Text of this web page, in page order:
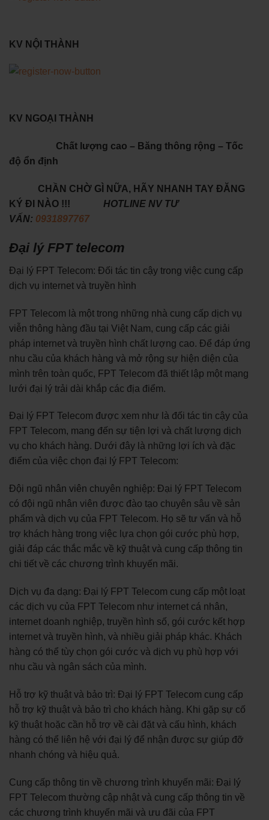
KV NỘI THÀNH
KV NGOẠI THÀNH
Chất lượng cao – Băng thông rộng – Tốc
độ ổn định
CHẦN CHỜ GÌ NỮA, HÃY NHANH TAY ĐĂNG
KÝ ĐI NÀO !!!
HOTLINE NV TƯ
VẤN: 0931897767
Đại lý FPT telecom
Đại lý FPT Telecom: Đối tác tin cậy trong việc cung cấp
dịch vụ internet và truyền hình
FPT Telecom là một trong những nhà cung cấp dịch vụ
viễn thông hàng đầu tại Việt Nam, cung cấp các giải
pháp internet và truyền hình chất lượng cao. Để đáp ứng
nhu cầu của khách hàng và mở rộng sự hiện diện của
mình trên toàn quốc, FPT Telecom đã thiết lập một mạng
lưới đại lý trải dài khắp các địa điểm.
Đại lý FPT Telecom được xem như là đối tác tin cậy của
FPT Telecom, mang đến sự tiện lợi và chất lượng dịch
vụ cho khách hàng. Dưới đây là những lợi ích và đặc
điểm của việc chọn đại lý FPT Telecom:
Đội ngũ nhân viên chuyên nghiệp: Đại lý FPT Telecom
có đội ngũ nhân viên được đào tạo chuyên sâu về sản
phẩm và dịch vụ của FPT Telecom. Họ sẽ tư vấn và hỗ
trợ khách hàng trong việc lựa chọn gói cước phù hợp,
giải đáp các thắc mắc về kỹ thuật và cung cấp thông tin
chi tiết về các chương trình khuyến mãi.
Dịch vụ đa dạng: Đại lý FPT Telecom cung cấp một loạt
các dịch vụ của FPT Telecom như internet cá nhân,
internet doanh nghiệp, truyền hình số, gói cước kết hợp
internet và truyền hình, và nhiều giải pháp khác. Khách
hàng có thể tùy chọn gói cước và dịch vụ phù hợp với
nhu cầu và ngân sách của mình.
Hỗ trợ kỹ thuật và bảo trì: Đại lý FPT Telecom cung cấp
hỗ trợ kỹ thuật và bảo trì cho khách hàng. Khi gặp sự cố
kỹ thuật hoặc cần hỗ trợ về cài đặt và cấu hình, khách
hàng có thể liên hệ với đại lý để nhận được sự giúp đỡ
nhanh chóng và hiệu quả.
Cung cấp thông tin về chương trình khuyến mãi: Đại lý
FPT Telecom thường cập nhật và cung cấp thông tin về
các chương trình khuyến mãi và ưu đãi của FPT